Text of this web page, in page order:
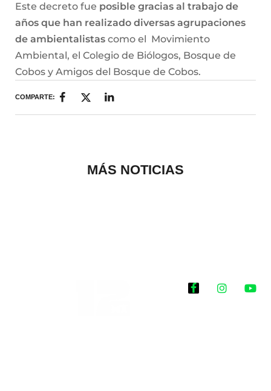
Este decreto fue posible gracias al trabajo de
años que han realizado diversas agrupaciones
de ambientalistas como el Movimiento
Ambiental, el Colegio de Biólogos, Bosque de
Cobos y Amigos del Bosque de Cobos.
COMPARTE:
MÁS NOTICIAS